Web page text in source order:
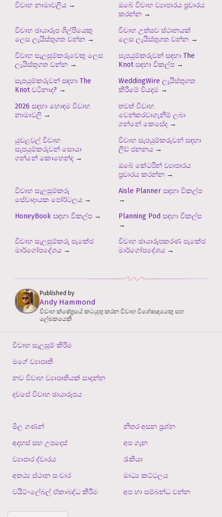
විවාහ නාමාවලිය →
ඔබේ විවාහ ව්‍යාපාරය ප්‍රචාරය
කරන්න →
විවාහ ඡායාරූප ශිල්පියෙකු
ලෙස ලැයිස්තුගත වන්න →
විවාහ උත්සව ස්ථානයක්
ලෙස ලැයිස්තුගත වන්න →
විවාහ සැලසුම්කරුවෙකු ලෙස
ලැයිස්තුගත වන්න →
සැපයුම්කරුවන් සඳහා The
Knot සඳහා විකල්ප →
සැපයුම්කරුවන් සඳහා The
Knot වටිනාද? →
WeddingWire ලැයිස්තුගත
කිරීමේ වියදම →
2026 සඳහා හොඳම විවාහ
නාමාවලි →
තවත් විවාහ
වෙන්කරවාගැනීම් ලබා
ගන්නේ කෙසේද →
යුවළවල් විවාහ
සැපයුම්කරුවන් සොයා
ගන්නේ කොහෙන්ද →
විවාහ සැපයුම්කරුවන් සඳහා
ලීඩ් ජනනය →
ඔබේ කේටරින් ව්‍යාපාරය
ප්‍රචාරය කරන්න →
විවාහ සැලසුම්කරු
සේවාදායක පෝර්ටලය →
Aisle Planner සඳහා විකල්ප
→
HoneyBook සඳහා විකල්ප →
Planning Pod සඳහා විකල්ප
→
විවාහ සැලසුම්කරු පැකේජ
මාර්ගෝපදේශය →
විවාහ ඡායාරූපකරණ පැකේජ
මාර්ගෝපදේශය →
Published by
Andy Hammond
විවාහ ක්ෂේත්‍රයේ කටයුතු කරන විවාහ විශේෂඥයෙකු සහ
ලේඛකයෙකි
විවාහ සැලසුම් කිරීම
මගේ ව්‍යාපෘති
නව විවාහ ව්‍යාපෘතියක් සාදන්න
දවසේ විවාහ ඡායාරූපය
මිල ගණන්
අදහස් සහ උපදෙස්
ව්‍යාපාර ද්වාරය
අතථ්‍ය ස්ථාන සංචාර
වයිට්-ලේබල් ඒකාබද්ධ කිරීම
නිතර අසන ප්‍රශ්න
අප ගැන
රැකියා
මාධ්‍ය කට්ටලය
අප හා සම්බන්ධ වන්න